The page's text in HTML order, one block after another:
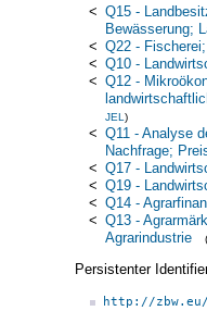
< Q15 -
Bewässerung;
< Q22 -
< Q10 -
< Q12 -
JEL )
< Q11 - Analyse
Nachfrage;
< Q17 -
< Q19 -
< Q14 -
< Q13 -
Agrarindustrie
Persistenter
http://